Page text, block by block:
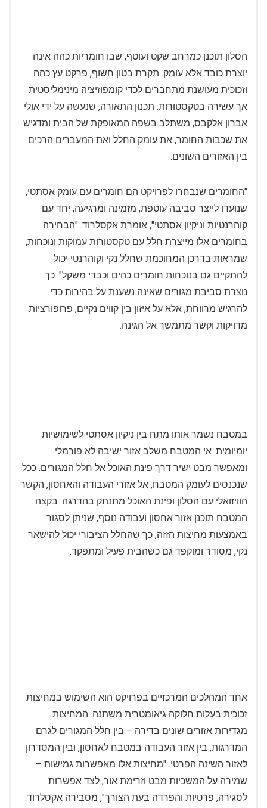
הסלון תוכנן כמרחב שקט ועוטף, שבו חומריות כהה אינה
יוצרת כובד אלא עומק. תקרת בטון חשוף, פרקט עץ כהה
וזכוכית מעושנת מתחברים לכדי קומפוזיציה מינימליסטית
אך עשירה בטקסטורות. תכנון התאורה, שנעשה על ידי אולי
אברון אלקבס, משתלב בשפה המאופקת של הבית ומדגיש
את שכבות החומר, את עומק החלל ואת המעברים הרכים
בין האזורים השונים.
"החומרים שנבחרו לפרויקט הם חומרים עם עומק אסתטי,
שנועדו לייצר סביבה עוטפת, מזמינה ומרגיעה, יחד עם
קוהרנטיות וניקיון אסתטי", אומרת אקסלרוד. "הבחירה
בחומרים אלו מייצרת חלל עם טקסטורות עמוקות ונוכחות,
שמראות בדרכן המחוכמת שחלל נקי וקוהרנטי יכול
להתקיים גם בנוכחות חומרים כהים וכבדי משקל". כך
נוצרת סביבת מגורים שאינה נשענת על בהירות כדי
להרגיש מרווחת, אלא על איזון בין קווים נקיים, פרופורציות
מדויקות וקשר מתמשך אל הגינה.
במטבח נשמר אותו מתח בין ניקיון אסתטי לשימושיות
יומיומית. אי המטבח משלב אזור ישיבה לא פורמלי
ומאפשר מבט ישיר דרך פינת האוכל אל חלל המגורים. ככל
שנכנסים לעומק המטבח, אל אזורי העבודה והאחסון, הקשר
הוויזואלי עם הסלון ופינת האוכל מתנתק בהדרגה. בקצה
המטבח תוכנן אזור אחסון ועבודה נוסף, שניתן לסגור
באמצעות מחיצות הזזה, כך שהחלל הציבורי יכול להישאר
נקי, מסודר ומוקפד גם כשהבית פעיל ומתפקד.
אחד המהלכים המרכזיים בפרויקט הוא השימוש במחיצות
זכוכית בעלות חלוקה גיאומטרית משתנה. המחיצות
מגדירות אזורים שונים בדירה – בין חלל המגורים לגרם
המדרגות, בין אזור העבודה במטבח לאחסון, ובין המסדרון
לאזור השינה הפרטי. "מחיצות אלו מאפשרות גמישות –
שמירה על המשכיות מבט וזרימת אור, לצד אפשרות
לסגירה, פרטיות והפרדה בעת הצורך", מסבירה אקסלרוד.